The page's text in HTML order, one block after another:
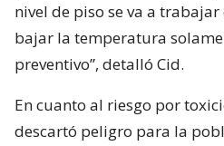
nivel de piso se va a trabajar
bajar la temperatura
preventivo”, detalló Cid.
En cuanto al riesgo por
descartó peligro para la